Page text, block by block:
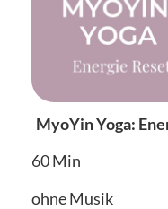
MyoYin Yoga:
60
ohne Musik